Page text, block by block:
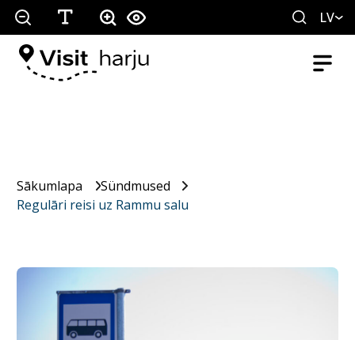
LV
Sākumlapa
Sündmused
Regulāri reisi uz Rammu salu